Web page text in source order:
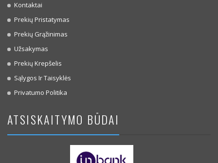
Kontaktai
Prekių Pristatymas
Prekių Grąžinimas
Užsakymas
Prekių Krepšelis
Sąlygos Ir Taisyklės
Privatumo Politika
ATSISKAITYMO BŪDAI